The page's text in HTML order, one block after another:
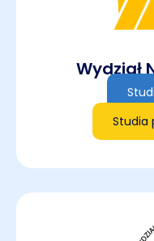
Wydział
Studia